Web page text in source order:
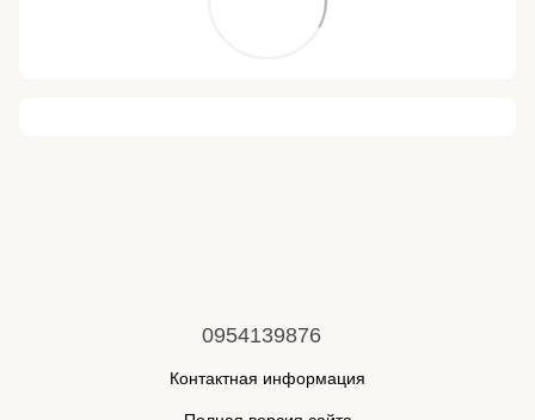
0954139876
Контактная информация